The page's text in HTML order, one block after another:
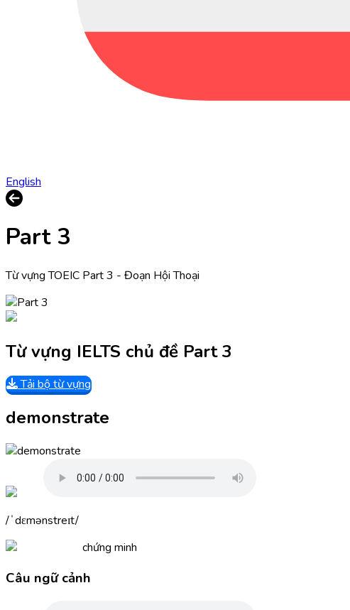
English
Part 3
Từ vựng TOEIC Part 3 - Đoạn Hội Thoại
Từ vựng IELTS chủ đề Part 3
Tải bộ từ vựng
demonstrate
ˈdɛmənstreɪt
chứng minh
Câu ngữ cảnh